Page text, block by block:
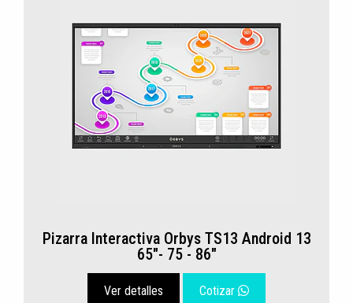
Pizarra Interactiva Orbys TS13 Android 13
65"- 75 - 86"
Ver detalles Cotizar